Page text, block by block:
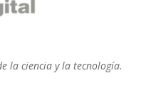
la ciencia y la tecnología.